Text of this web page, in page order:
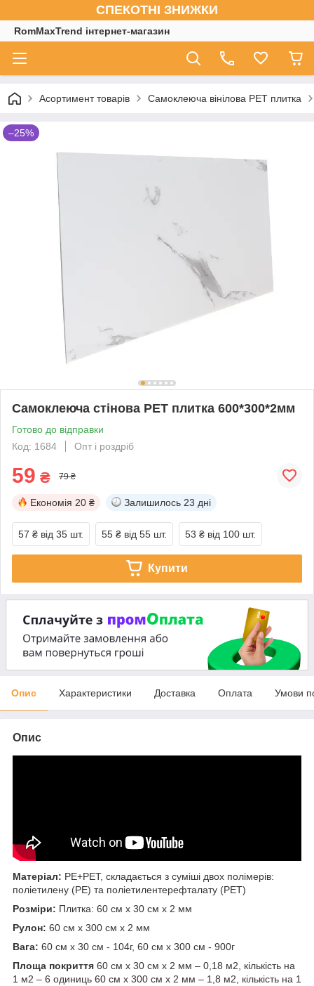
СПЕКОТНІ ЗНИЖКИ
RomMaxTrend інтернет-магазин
Асортимент товарів Самоклеюча вінілова PET плитка
–25%
Самоклеюча стінова PET плитка 600*300*2мм
Готово до відправки
Код: 1684
Опт і роздріб
59 ₴ 79 ₴
Економія 20 ₴ Залишилось 23 дні
57 ₴ від 35 шт. 55 ₴ від 55 шт. 53 ₴ від 100 шт.
Купити
Опис Характеристики Доставка Оплата Умови
Опис
Матеріал: PE+PET, складається з суміші двох полімерів:
поліетилену (PE) та поліетилентерефталату (PET)
Розміри: Плитка: 60 см х 30 см х 2 мм
Рулон: 60 см х 300 см х 2 мм
Вага: 60 см х 30 см - 104г, 60 см х 300 см - 900г
Площа покриття 60 см х 30 см х 2 мм – 0,18 м2, кількість на
1 м2 – 6 одиниць 60 см х 300 см х 2 мм – 1,8 м2, кількість на 1